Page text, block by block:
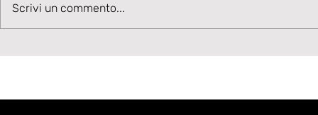
Velocità, Potenza, Gol,
Scrivi un commento...